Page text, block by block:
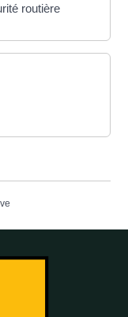
routière